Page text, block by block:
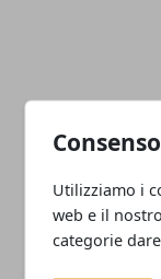
Utilizziamo i
web e il
categorie
Come
25/08/2016